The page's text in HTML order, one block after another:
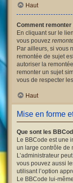
Haut
Comment remonter
En cliquant sur le
vous pouvez
Par ailleurs, si vous
remontée de sujet
autoriser la
remonter un sujet
vous de respecter
Haut
Mise en forme
Que sont les
Le BBCode est une
un large contrôle de
L’administrateur
vous pouvez aussi
utilisant l’option
Le BBCode lui-